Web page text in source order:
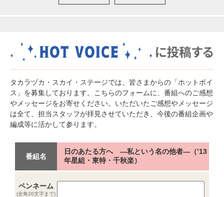
タカラヅカ・スカイ・ステージでは、皆さまからの「ホットボイ
ス」を募集しております。こちらのフォームに、番組へのご感想
やメッセージをお寄せください。いただいたご感想やメッセージ
は全て、担当スタッフが拝見させていただき、今後の番組企画や
編成等に活かして参ります。
番組名
日のあたる方へ ―私という名の他者―（’13
年星組・東特・千秋楽）
ペンネーム
(全角20文字まで)